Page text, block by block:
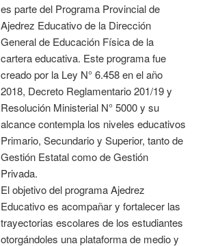
es parte del Programa Provincial de
Ajedrez Educativo de la Dirección
General de Educación Física de la
cartera educativa. Este programa fue
creado por la Ley N° 6.458 en el año
2018, Decreto Reglamentario 201/19 y
Resolución Ministerial N° 5000 y su
alcance contempla los niveles educativos
Primario, Secundario y Superior, tanto de
Gestión Estatal como de Gestión
Privada.
El objetivo del programa Ajedrez
Educativo es acompañar y fortalecer las
trayectorias escolares de los estudiantes
otorgándoles una plataforma de medio y